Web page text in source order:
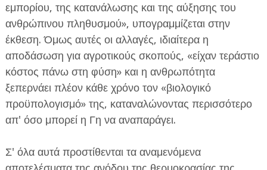
εμπορίου, της κατανάλωσης και της αύξησης του
ανθρώπινου πληθυσμού», υπογραμμίζεται στην
έκθεση. Όμως αυτές οι αλλαγές, ιδιαίτερα η
αποδάσωση για αγροτικούς σκοπούς, «είχαν τεράστιο
κόστος πάνω στη φύση» και η ανθρωπότητα
ξεπερνάει πλέον κάθε χρόνο τον «βιολογικό
προϋπολογισμό» της, καταναλώνοντας περισσότερο
απ' όσο μπορεί η Γη να αναπαράγει.
Σ' όλα αυτά προστίθενται τα αναμενόμενα